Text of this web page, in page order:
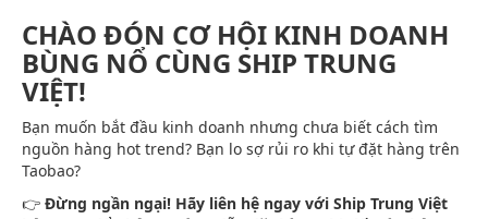
CHÀO ĐÓN CƠ HỘI KINH DOANH
BÙNG NỔ CÙNG SHIP TRUNG
VIỆT!
Bạn muốn bắt đầu kinh doanh nhưng chưa biết cách tìm
nguồn hàng hot trend? Bạn lo sợ rủi ro khi tự đặt hàng trên
Taobao?
👉 Đừng ngần ngại! Hãy liên hệ ngay với Ship Trung Việt